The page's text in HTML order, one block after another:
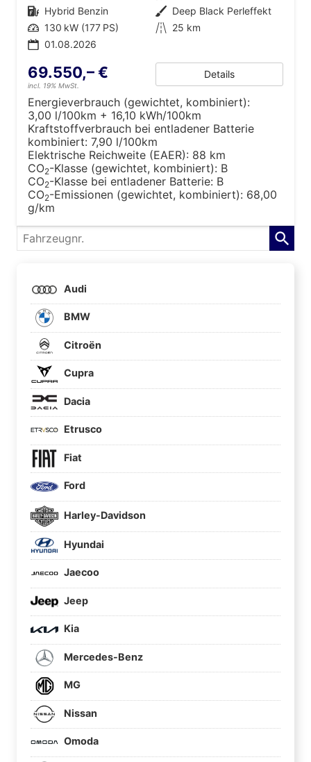
Kraftstoff Hybrid Benzin Außenfarbe Deep Black Perleffekt
Leistung 130 kW (177 PS) Kilometerstand 25 km
01.08.2026
69.550,– €
incl. 19% MwSt.
Details
Energieverbrauch (gewichtet, kombiniert):
3,00 l/100km + 16,10 kWh/100km
Kraftstoffverbrauch bei entladener Batterie
kombiniert: 7,90 l/100km
Elektrische Reichweite (EAER): 88 km
CO2-Klasse (gewichtet, kombiniert): B
CO2-Klasse bei entladener Batterie: B
CO2-Emissionen (gewichtet, kombiniert): 68,00
g/km
Fahrzeugnr.
Audi
BMW
Citroën
Cupra
Dacia
Etrusco
Fiat
Ford
Harley-Davidson
Hyundai
Jaecoo
Jeep
Kia
Mercedes-Benz
MG
Nissan
Omoda